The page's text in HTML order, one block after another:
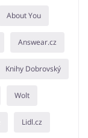
About You
Answear.cz
Knihy Dobrovský
Wolt
Lidl.cz